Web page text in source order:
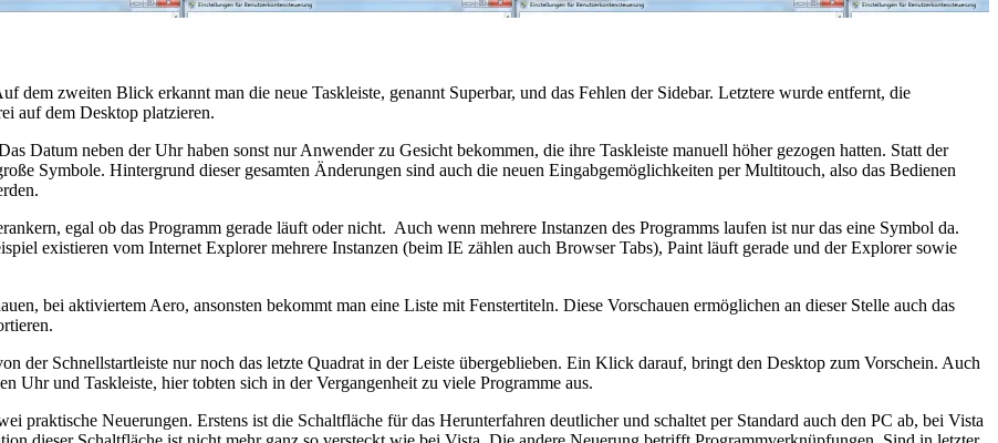
zweiten Blick erkannt man die neue Taskleiste, genannt Superbar, und das Fehlen der Sidebar. Letztere wurde entfernt, die
auf dem Desktop platzieren.
Datum neben der Uhr haben sonst nur Anwender zu Gesicht bekommen, die ihre Taskleiste manuell höher gezogen hatten. Statt der
Symbole. Hintergrund dieser gesamten Änderungen sind auch die neuen Eingabgemöglichkeiten per Multitouch, also das Bedienen
egal ob das Programm gerade läuft oder nicht. Auch wenn mehrere Instanzen des Programms laufen ist nur das eine Symbol da.
existieren vom Internet Explorer mehrere Instanzen (beim IE zählen auch Browser Tabs), Paint läuft gerade und der Explorer sowie
bei aktiviertem Aero, ansonsten bekommt man eine Liste mit Fenstertiteln. Diese Vorschauen ermöglichen an dieser Stelle auch das
der Schnellstartleiste nur noch das letzte Quadrat in der Leiste übergeblieben. Ein Klick darauf, bringt den Desktop zum Vorschein. Auch
Uhr und Taskleiste, hier tobten sich in der Vergangenheit zu viele Programme aus.
praktische Neuerungen. Erstens ist die Schaltfläche für das Herunterfahren deutlicher und schaltet per Standard auch den PC ab, bei Vista